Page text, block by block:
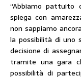
“Abbiamo
spiega con
non sappiamo
la possibilità di uno
decisione di
tramite una gara
possibilità di